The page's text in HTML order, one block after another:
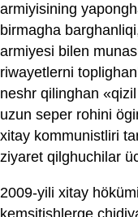
armiyisining
birmagha
armiyesi bilen
riwayetlerni
neshr qilinghan
uzun seper rohini
xitay kommunistliri
ziyaret qilghuchilar
2009-yili xitay